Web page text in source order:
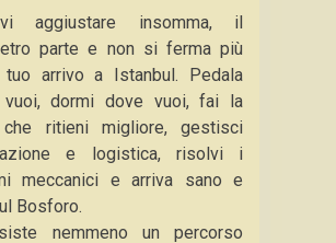
aggiustare insomma, il
parte e non si ferma più
arrivo a Istanbul. Pedala
vuoi, dormi dove vuoi, fai la
che ritieni migliore, gestisci
e logistica, risolvi i
meccanici e arriva sano e
Bosforo.
nemmeno un percorso